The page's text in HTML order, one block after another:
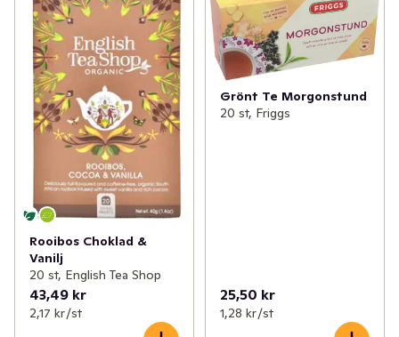
Rooibos Choklad &
Vanilj
20 st, English Tea Shop
43,49 kr
2,17 kr /st
Grönt Te Morgonstund
20 st, Friggs
25,50 kr
1,28 kr /st